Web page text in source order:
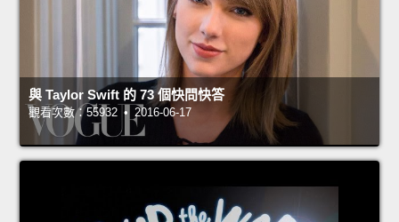
與 Taylor Swift 的 73 個快問快答
觀看次數：55932 • 2016-06-17